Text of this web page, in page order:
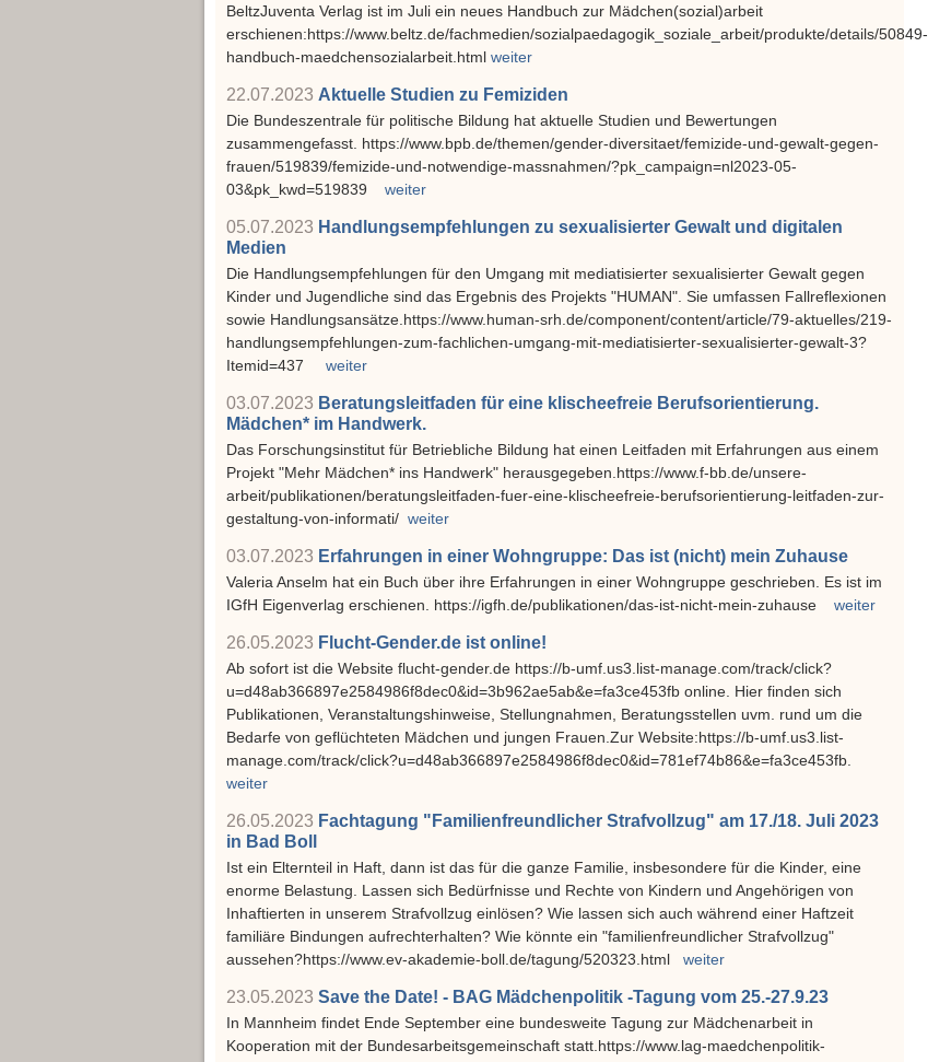
BeltzJuventa Verlag ist im Juli ein neues Handbuch zur Mädchen(sozial)arbeit
erschienen:https://www.beltz.de/fachmedien/sozialpaedagogik_soziale_arbeit/produkte/details/50849-
handbuch-maedchensozialarbeit.html weiter
22.07.2023 Aktuelle Studien zu Femiziden
Die Bundeszentrale für politische Bildung hat aktuelle Studien und Bewertungen
zusammengefasst. https://www.bpb.de/themen/gender-diversitaet/femizide-und-gewalt-gegen-
frauen/519839/femizide-und-notwendige-massnahmen/?pk_campaign=nl2023-05-
03&pk_kwd=519839 weiter
05.07.2023 Handlungsempfehlungen zu sexualisierter Gewalt und digitalen
Medien
Die Handlungsempfehlungen für den Umgang mit mediatisierter sexualisierter Gewalt gegen
Kinder und Jugendliche sind das Ergebnis des Projekts "HUMAN". Sie umfassen Fallreflexionen
sowie Handlungsansätze.https://www.human-srh.de/component/content/article/79-aktuelles/219-
handlungsempfehlungen-zum-fachlichen-umgang-mit-mediatisierter-sexualisierter-gewalt-3?
Itemid=437 weiter
03.07.2023 Beratungsleitfaden für eine klischeefreie Berufsorientierung.
Mädchen* im Handwerk.
Das Forschungsinstitut für Betriebliche Bildung hat einen Leitfaden mit Erfahrungen aus einem
Projekt "Mehr Mädchen* ins Handwerk" herausgegeben.https://www.f-bb.de/unsere-
arbeit/publikationen/beratungsleitfaden-fuer-eine-klischeefreie-berufsorientierung-leitfaden-zur-
gestaltung-von-informati/ weiter
03.07.2023 Erfahrungen in einer Wohngruppe: Das ist (nicht) mein Zuhause
Valeria Anselm hat ein Buch über ihre Erfahrungen in einer Wohngruppe geschrieben. Es ist im
IGfH Eigenverlag erschienen. https://igfh.de/publikationen/das-ist-nicht-mein-zuhause weiter
26.05.2023 Flucht-Gender.de ist online!
Ab sofort ist die Website flucht-gender.de https://b-umf.us3.list-manage.com/track/click?
u=d48ab366897e2584986f8dec0&id=3b962ae5ab&e=fa3ce453fb online. Hier finden sich
Publikationen, Veranstaltungshinweise, Stellungnahmen, Beratungsstellen uvm. rund um die
Bedarfe von geflüchteten Mädchen und jungen Frauen.Zur Website:https://b-umf.us3.list-
manage.com/track/click?u=d48ab366897e2584986f8dec0&id=781ef74b86&e=fa3ce453fb.
weiter
26.05.2023 Fachtagung "Familienfreundlicher Strafvollzug" am 17./18. Juli 2023
in Bad Boll
Ist ein Elternteil in Haft, dann ist das für die ganze Familie, insbesondere für die Kinder, eine
enorme Belastung. Lassen sich Bedürfnisse und Rechte von Kindern und Angehörigen von
Inhaftierten in unserem Strafvollzug einlösen? Wie lassen sich auch während einer Haftzeit
familiäre Bindungen aufrechterhalten? Wie könnte ein "familienfreundlicher Strafvollzug"
aussehen?https://www.ev-akademie-boll.de/tagung/520323.html weiter
23.05.2023 Save the Date! - BAG Mädchenpolitik -Tagung vom 25.-27.9.23
In Mannheim findet Ende September eine bundesweite Tagung zur Mädchenarbeit in
Kooperation mit der Bundesarbeitsgemeinschaft statt.https://www.lag-maedchenpolitik-